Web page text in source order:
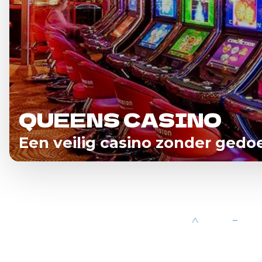
QUEENS CASINO
Een veilig casino zonder